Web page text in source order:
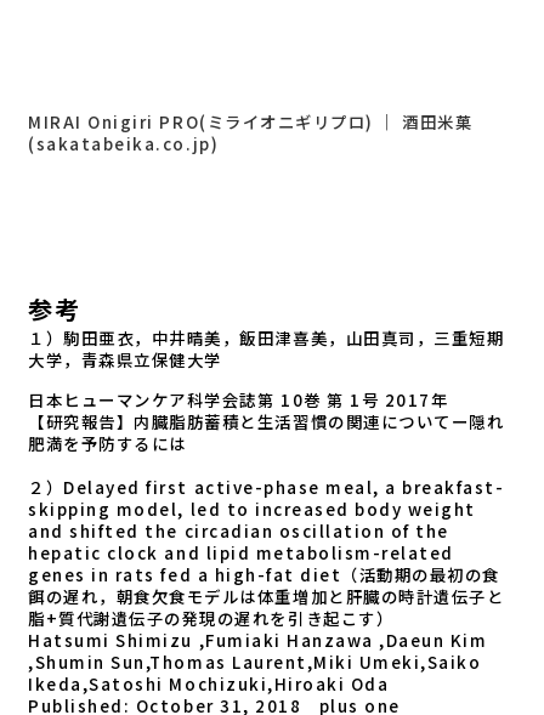
MIRAI Onigiri PRO(ミライオニギリプロ) ｜ 酒田米菓
(sakatabeika.co.jp)
参考
１）駒田亜衣，中井晴美，飯田津喜美，山田真司，三重短期
大学，青森県立保健大学
日本ヒューマンケア科学会誌第 10巻 第 1号 2017年
【研究報告】内臓脂肪蓄積と生活習慣の関連についてー隠れ
肥満を予防するには
２）Delayed first active-phase meal, a breakfast-
skipping model, led to increased body weight
and shifted the circadian oscillation of the
hepatic clock and lipid metabolism-related
genes in rats fed a high-fat diet（活動期の最初の食
餌の遅れ，朝食欠食モデルは体重増加と肝臓の時計遺伝子と
脂+質代謝遺伝子の発現の遅れを引き起こす）
Hatsumi Shimizu ,Fumiaki Hanzawa ,Daeun Kim
,Shumin Sun,Thomas Laurent,Miki Umeki,Saiko
Ikeda,Satoshi Mochizuki,Hiroaki Oda
Published: October 31, 2018 plus one